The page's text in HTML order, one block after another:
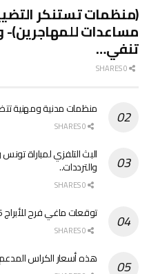
(منظمات تستنكر
مساعدات للمهاجرين)-
تنفي…
منظمات مدنية ومهنية
البث التلفزي لمباراة
والترددات..
توقعات ماغي فرح للأبراج 2026 تكشف خريطة الحظ والتغيير..
هذه أسعار الكراس المدعم